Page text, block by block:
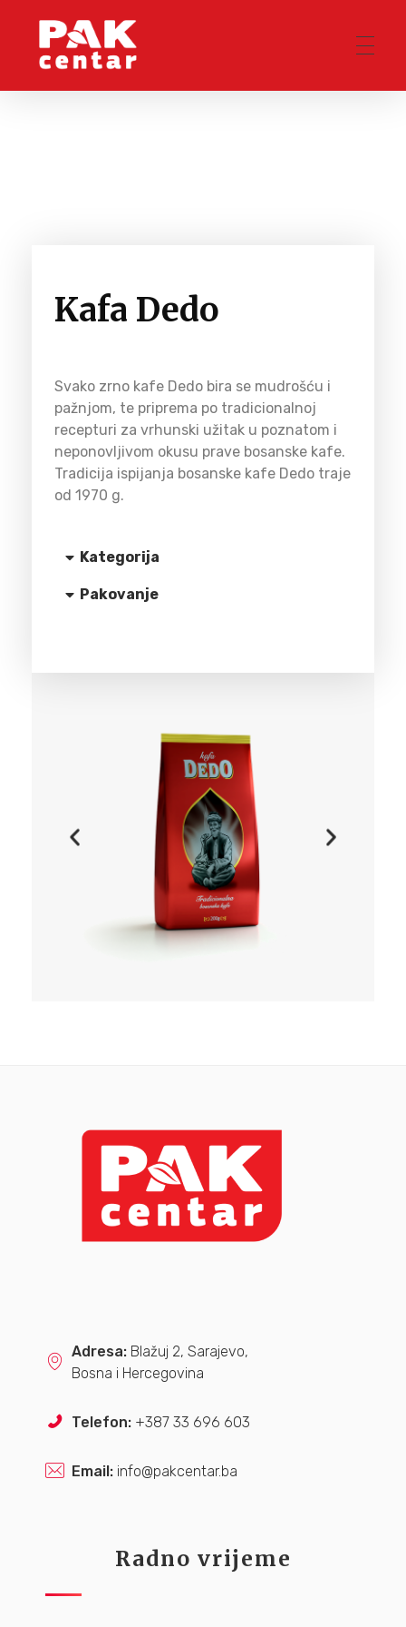
Kafa Dedo
Svako zrno kafe Dedo bira se mudrošću i
pažnjom, te priprema po tradicionalnoj
recepturi za vrhunski užitak u poznatom i
neponovljivom okusu prave bosanske kafe.
Tradicija ispijanja bosanske kafe Dedo traje
od 1970 g.
Kategorija
Pakovanje
Adresa: Blažuj 2, Sarajevo,
Bosna i Hercegovina
Telefon: +387 33 696 603
Email: info@pakcentar.ba
Radno vrijeme